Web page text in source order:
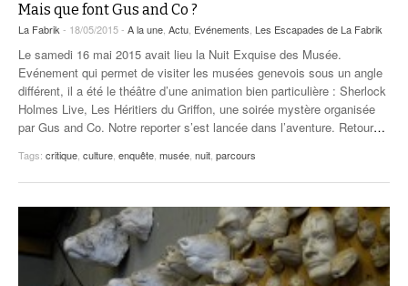
Mais que font Gus and Co ?
La Fabrik - 18/05/2015 - A la une Actu Evénements Les Escapades de La Fabrik
Le samedi 16 mai 2015 avait lieu la Nuit Exquise des Musée.
Evénement qui permet de visiter les musées genevois sous un angle
différent, il a été le théâtre d’une animation bien particulière : Sherlock
Holmes Live, Les Héritiers du Griffon, une soirée mystère organisée
par Gus and Co. Notre reporter s’est lancée dans l’aventure. Retour…
Tags: critique culture enquête musée nuit parcours